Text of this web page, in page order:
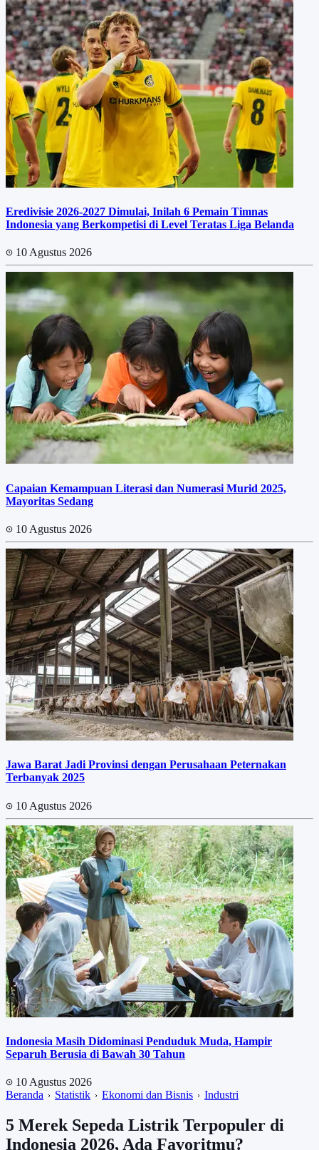
Eredivisie 2026-2027 Dimulai, Inilah 6 Pemain Timnas
Indonesia yang Berkompetisi di Level Teratas Liga Belanda
10 Agustus 2026
Capaian Kemampuan Literasi dan Numerasi Murid 2025,
Mayoritas Sedang
10 Agustus 2026
Jawa Barat Jadi Provinsi dengan Perusahaan Peternakan
Terbanyak 2025
10 Agustus 2026
Indonesia Masih Didominasi Penduduk Muda, Hampir
Separuh Berusia di Bawah 30 Tahun
10 Agustus 2026
Beranda
Statistik Ekonomi dan Bisnis Industri
5 Merek Sepeda Listrik Terpopuler di
Indonesia 2026, Ada Favoritmu?